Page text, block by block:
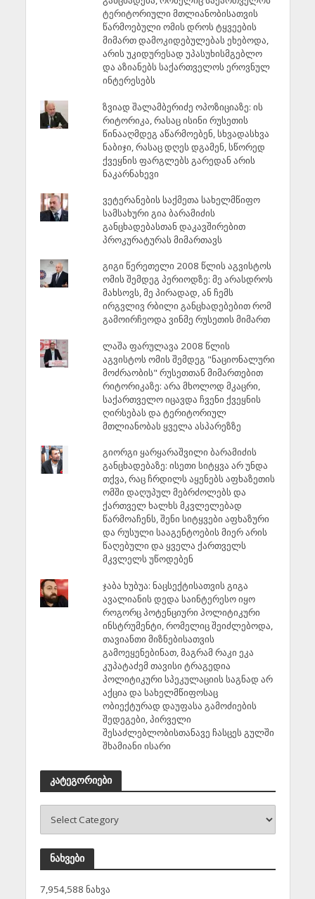
ტერიტორიული მთლიანობისათვის
წარმოებული ომის დროს ტყვეების
მიმართ დამოკიდებულებას ეხებოდა,
არის უკიდურესად უპასუხისმგებლო
და აზიანებს საქართველოს ეროვნულ
ინტერესებს
ზვიად შალამბერიძე ოპოზიციაზე: ის
რიტორიკა, რასაც ისინი რუსეთის
წინააღმდეგ აწარმოებენ, სხვადასხვა
ნაბიჯი, რასაც დღეს დგამენ, სწორედ
ქვეყნის ფარგლებს გარედან არის
ნაკარნახევი
ვეტერანების საქმეთა სახელმწიფო
სამსახური გია ბარამიძის
განცხადებასთან დაკავშირებით
პროკურატურას მიმართავს
გიგი წერეთელი 2008 წლის აგვისტოს
ომის შემდეგ პერიოდზე: მე არასდროს
მახსოვს, მე პირადად, ან ჩემს
ირგვლივ რბილი განცხადებებით რომ
გამოირჩეოდა ვინმე რუსეთის მიმართ
ლაშა ფარულავა 2008 წლის
აგვისტოს ომის შემდეგ "ნაციონალური
მოძრაობის" რუსეთთან მიმართებით
რიტორიკაზე: არა მხოლოდ მკაცრი,
საქართველო იცავდა ჩვენი ქვეყნის
ღირსებას და ტერიტორიულ
მთლიანობას ყველა ასპარეზზე
გიორგი ყარყარაშვილი ბარამიძის
განცხადებაზე: ისეთი სიტყვა არ უნდა
თქვა, რაც ჩრდილს აყენებს აფხაზეთის
ომში დაღუპულ მებრძოლებს და
ქართველ ხალხს მკვლელებად
წარმოაჩენს, შენი სიტყვები აფხაზური
და რუსული სააგენტოების მიერ არის
წაღებული და ყველა ქართველს
მკვლელს უწოდებენ
ჯაბა ხუბუა: ნაცსექტისათვის გიგა
ავალიანის დედა საინტერესო იყო
როგორც პოტენციური პოლიტიკური
ინსტრუმენტი, რომელიც შეიძლებოდა,
თავიანთი მიზნებისათვის
გამოეყენებინათ, მაგრამ რაკი ეკა
კუპატაძემ თავისი ტრაგედია
პოლიტიკური სპეკულაციის საგნად არ
აქცია და სახელმწიფოსაც
ობიექტურად დაუფასა გამოძიების
შედეგები, პირველი
შესაძლებლობისთანავე ჩასცეს გულში
შხამიანი ისარი
კატეგორიები
ნახვები
7,954,588 ნახვა